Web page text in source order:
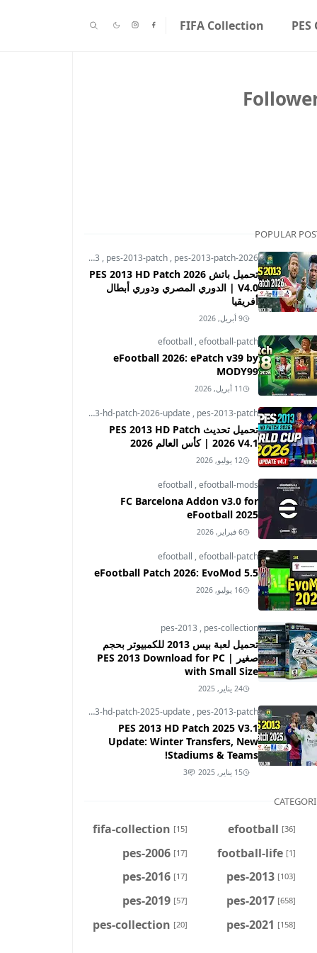
FIFA Collection
POPULAR
pes-2013 , pes-2013-patch , pes-2013-patch-2026
تحميل باتش PES 2013 HD Patch 2026
V4.0 | الدوري المصري ودوري أبطال
أفريقيا
9 أبريل, 2026
efootball ,efootball-patch
eFootball 2026: ePatch v39 by
MODY99
11 أبريل, 2026
pes-2013-hd-patch-2026-update , pes-2013-patch
تحميل تحديث PES 2013 HD Patch
2026 V4.1 | كأس العالم 2026
12 يوليو, 2026
efootball ,efootball-mods
FC Barcelona Addon v3.0 for
eFootball 2025
6 فبراير, 2026
efootball ,efootball-patch
eFootball Patch 2026: EvoMod 5.5
16 يوليو, 2026
pes-2013 , pes-collection
تحميل لعبة بيس 2013 للكمبيوتر بحجم
صغير | PES 2013 Download for PC
with Small Size
24 يناير, 2025
pes-2013-hd-patch-2025-update , pes-2013-patch
PES 2013 HD Patch 2025 V3.1
Update: Winter Transfers, New
Stadiums & Teams!
15 يناير, 2025 3
efootball [36]
fifa-collection [15]
football-life [1]
pes-2006 [17]
pes-2013 [103]
pes-2016 [17]
pes-2017 [658]
pes-2019 [57]
pes-2021 [158]
pes-collection [20]